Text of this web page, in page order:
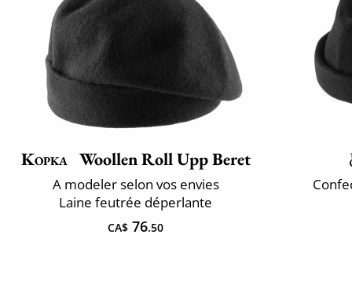
Kopka Woollen Roll Upp Beret
A ​modeler selon vos envies
Laine feutrée déperlante
CA$ 76.50